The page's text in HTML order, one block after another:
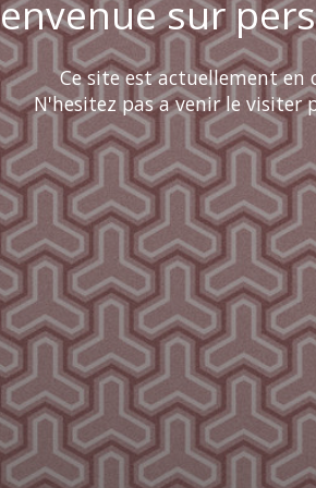
sur
Ce site est actuellement en
N'hesitez pas a venir le visiter